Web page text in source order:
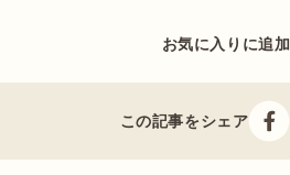
お気に入りに追加
この記事をシェア